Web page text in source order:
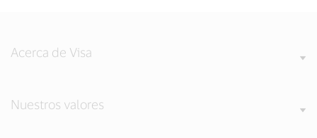
Acerca de Visa
Nuestros valores